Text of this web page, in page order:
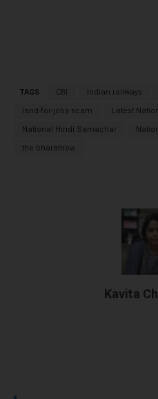
TAGS CBI Indian railways
land-for-jobs scam Latest
National Hindi Samachar
the bharatnow
Kavita